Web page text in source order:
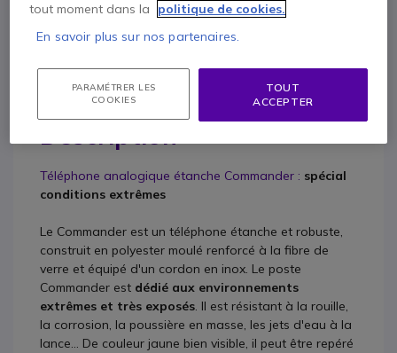
0800 72 4000
F.A.Q Chat
Description
Téléphone analogique étanche Commander : spécial
conditions extrêmes
Le Commander est un téléphone étanche et robuste,
construit en polyester moulé renforcé à la fibre de
verre et équipé d'un cordon en inox. Le poste
Commander est dédié aux environnements
extrêmes et très exposés. Il est résistant à la rouille,
la corrosion, la poussière en masse, les jets d'eau à la
lance... De couleur jaune bien visible, il peut être repéré
tout moment dans la
politique de cookies.
En savoir plus sur nos partenaires.
PARAMÉTRER LES
COOKIES
TOUT
ACCEPTER